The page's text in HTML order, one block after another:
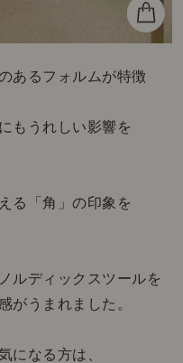
あるフォルムが特徴
もうれしい影響を
る「角」の印象を
ルディックスツールを
がうまれました。
になる方は、